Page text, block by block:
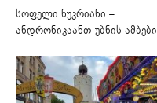
სოფელი ნუკრიანი –
ანდრონიკაანთ უბნის ამბები